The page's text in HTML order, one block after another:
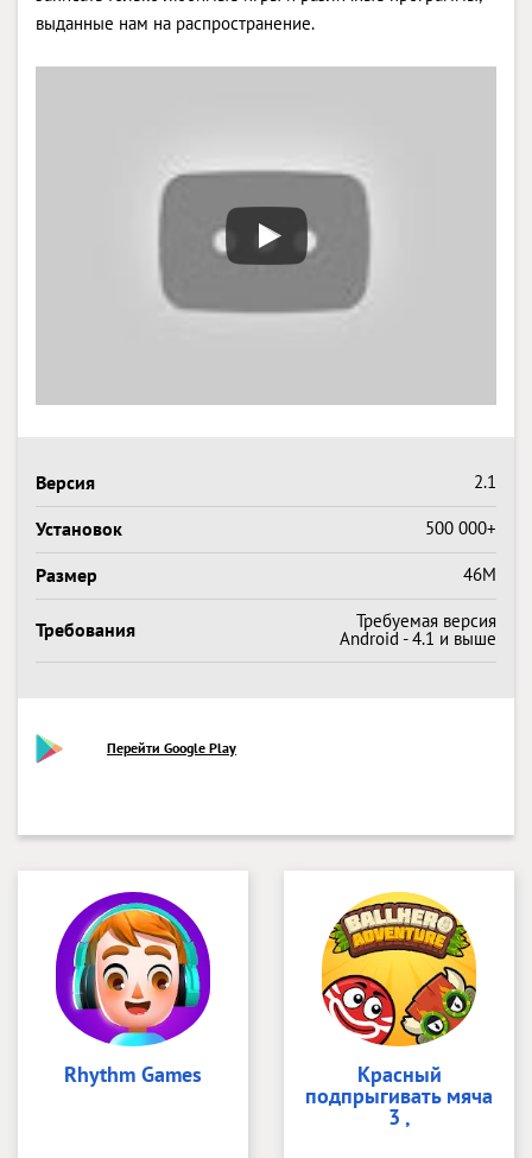
выданные нам на распространение.
Версия 2.1
Установок 500 000+
Размер 46M
Требования Требуемая версия
Android - 4.1 и выше
Перейти Google Play
Rhythm Games Красный
подпрыгивать мяча
3 ,